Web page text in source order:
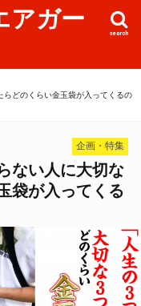
アガー
search
らどのくらい金玉袋が入ってくるの
企画・特集
ない人に大切な
袋が入ってくる